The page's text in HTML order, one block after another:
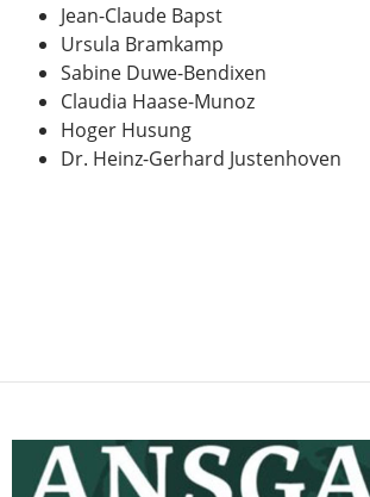
Jean-Claude Bapst
Ursula Bramkamp
Sabine Duwe-Bendixen
Claudia Haase-Munoz
Hoger Husung
Dr. Heinz-Gerhard Justenhoven